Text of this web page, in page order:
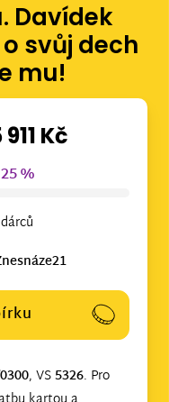
Davídek
svůj dech
mu!
Kč
%
, VS5326. Pro